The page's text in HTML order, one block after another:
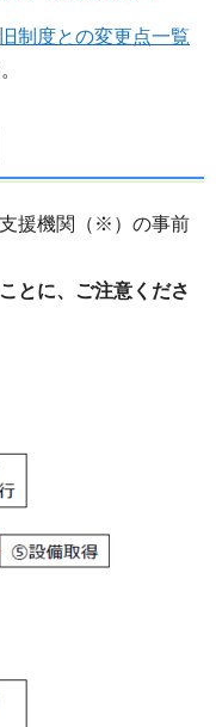
旧制度との変更点一覧
援機関（※）の事前
とに、ご注意くださ